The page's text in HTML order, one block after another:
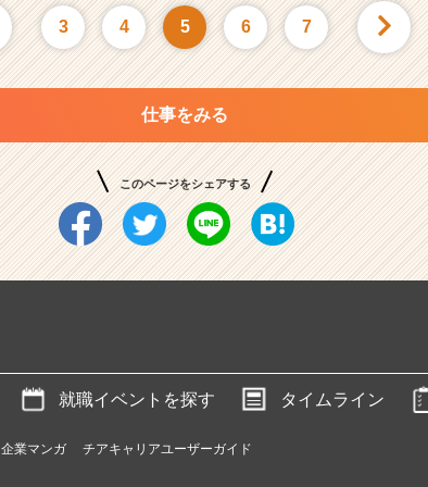
3 4 5 6 7
仕事をみる
このページをシェアする
就職イベントを探す タイムライン
企業マンガ チアキャリアユーザーガイド